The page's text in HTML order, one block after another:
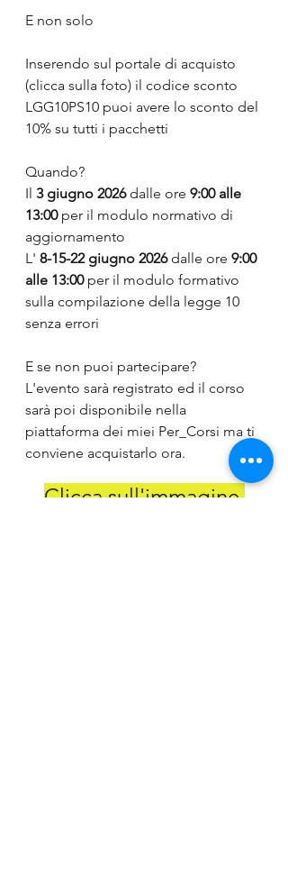
E non solo
Inserendo sul portale di acquisto
(clicca sulla foto) il codice sconto
LGG10PS10 puoi avere lo sconto del
10% su tutti i pacchetti
Quando?
Il 3 giugno 2026 dalle ore 9:00 alle
13:00 per il modulo normativo di
aggiornamento
L' 8-15-22 giugno 2026 dalle ore 9:00
alle 13:00 per il modulo formativo
sulla compilazione della legge 10
senza errori
E se non puoi partecipare?
L'evento sarà registrato ed il corso
sarà poi disponibile nella
piattaforma dei miei Per_Corsi ma ti
conviene acquistarlo ora.
Clicca sull'immagine